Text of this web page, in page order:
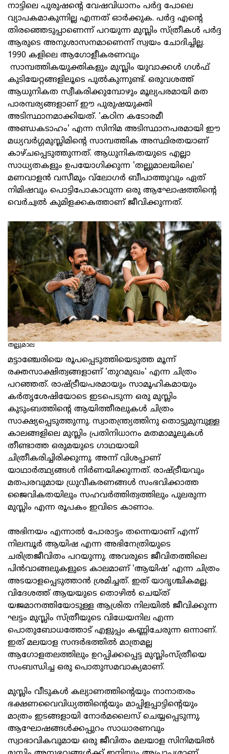
നാട്ടിലെ പുരുഷന്റെ വേഷവിധാനം പര്‍ദ്ദ പോലെ
വ്യാപകമാകുന്നില്ല എന്നത് ഓര്‍ക്കുക. പര്‍ദ്ദ എന്റെ
തിരഞ്ഞെടുപ്പാണെന്ന് പറയുന്ന മുസ്ലിം സ്ത്രീകള്‍ പര്‍ദ്ദ
ആരുടെ അനുശാസനമാണെന്ന് സ്വയം ചോദിച്ചില്ല.
1990 കളിലെ ആഗോളീകരണവും
സാമ്പത്തികയുക്തികളും മുസ്ലിം യുവാക്കള്‍ ഗള്‍ഫ്
കുടിയേറ്റങ്ങളിലൂടെ പുല്‍കുന്നുണ്ട്. ഒരുവശത്ത്
ആധുനികത സ്വീകരിക്കുമ്പോഴും മൂല്യപരമായി മത
പാരമ്പര്യങ്ങളാണ് ഈ പുരുഷയുക്തി
അടിസ്ഥാനമാക്കിയത്. 'കഠിന കടോരമീ
അണ്ഡകടാഹം' എന്ന സിനിമ അടിസ്ഥാനപരമായി ഈ
മധ്യവര്‍ഗ്ഗമുസ്ലിമിന്റെ സാമ്പത്തിക അസ്ഥിരതയാണ്
കാഴ്ചപ്പെടുത്തുന്നത്. ആധുനികതയുടെ എല്ലാ
സാധ്യതകളും ഉപയോഗിക്കുന്ന 'തല്ലുമാലയിലെ'
മണവാളന്‍ വസീമും വ്‌ലോഗര്‍ ബീപാത്തുവും ഏത്
നിമിഷവും പൊട്ടിപോകാവുന്ന ഒരു ആഘോഷത്തിന്റെ
വെര്‍ച്വല്‍ കുമിളക്കകത്താണ് ജീവിക്കുന്നത്.
തല്ലുമാല
മട്ടാഞ്ചേരിയെ രൂപപ്പെടുത്തിയെടുത്ത മൂന്ന്
രക്തസാക്ഷിത്വങ്ങളാണ് 'തുറമുഖം' എന്ന ചിത്രം
പറഞ്ഞത്. രാഷ്ട്രീയപരമായും സാമൂഹികമായും
കര്‍തൃശേഷിയോടെ ഇടപെടുന്ന ഒരു മുസ്ലിം
കുടുംബത്തിന്റെ ആയിത്തീരലുകള്‍ ചിത്രം
സാക്ഷ്യപ്പെടുത്തുന്നു. സ്വാതന്ത്ര്യത്തിനു തൊട്ടുമുമ്പുള്ള
കാലങ്ങളിലെ മുസ്ലിം പ്രതിനിധാനം മതമാമൂലുകള്‍
തീണ്ടാത്ത ഒരുമയുടെ ഗാഥയായി
ചിത്രീകരിച്ചിരിക്കുന്നു. അന്ന് വിശപ്പാണ്
യാഥാര്‍ത്ഥ്യങ്ങള്‍ നിര്‍ണയിക്കുന്നത്. രാഷ്ട്രീയവും
മതപരവുമായ ധ്രുവീകരണങ്ങള്‍ സംഭവിക്കാത്ത
ജൈവികതയിലും സഹവര്‍ത്തിത്വത്തിലും പുലരുന്ന
മുസ്ലിം എന്ന രൂപകം ഇവിടെ കാണാം.
അഭിനയം എന്നാല്‍ പോരാട്ടം തന്നെയാണ് എന്ന്
നിലമ്പൂര്‍ ആയിഷ എന്ന അഭിനേത്രിയുടെ
ചരിത്രജീവിതം പറയുന്നു. അവരുടെ ജീവിതത്തിലെ
പിന്‍വാങ്ങലുകളുടെ കാലമാണ് 'ആയിഷ' എന്ന ചിത്രം
അടയാളപ്പെടുത്താന്‍ ശ്രമിച്ചത്. ഇത് യാദൃശ്ചികമല്ല.
വിദേശത്ത് ആയയുടെ തൊഴില്‍ ചെയ്ത്
യജമാനത്തിയോടുള്ള ആശ്രിത നിലയില്‍ ജീവിക്കുന്ന
ഘട്ടം മുസ്ലിം സ്ത്രീയുടെ വിധേയനില എന്ന
പൊതുബോധത്തോട് എളുപ്പം കണ്ണിചേരുന്ന ഒന്നാണ്.
ഇത് മലയാള സന്ദര്‍ഭത്തില്‍ മാത്രമല്ല
ആഗോളതലത്തിലും ഉറപ്പിക്കപ്പെട്ട മുസ്ലിംസ്ത്രീയെ
സംബന്ധിച്ച ഒരു പൊതുസമവാക്യമാണ്.
മുസ്ലിം വീടുകള്‍ കല്യാണത്തിന്റെയും നാനാതരം
ഭക്ഷണവൈവിധ്യത്തിന്റെയും മാപ്പിളപ്പാട്ടിന്റെയും
മാത്രം ഇടങ്ങളായി നോര്‍മലൈസ് ചെയ്യപ്പെടുന്നു.
ആഘോഷങ്ങള്‍ക്കപ്പുറം സാധാരണവും
സ്വാഭാവികവുമായ ഒരു ജീവിതം മലയാള സിനിമയില്‍